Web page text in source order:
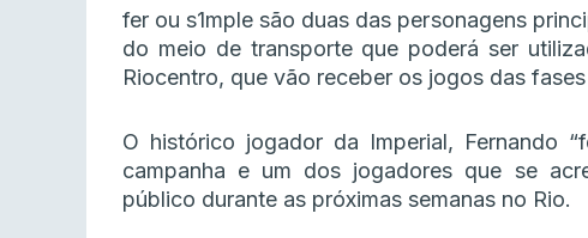
fer ou s1mple são duas das personagens
do meio de transporte que poderá ser
Riocentro, que vão receber os jogos das
O histórico jogador da Imperial, Fernando
campanha e um dos jogadores que se
público durante as próximas semanas no Rio.